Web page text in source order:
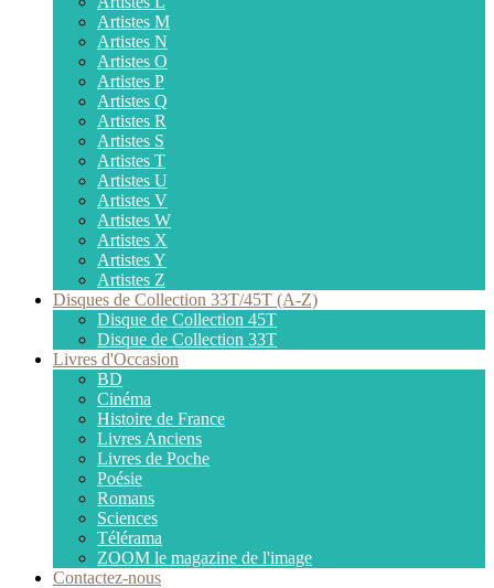
Artistes M
Artistes N
Artistes O
Artistes P
Artistes Q
Artistes R
Artistes S
Artistes T
Artistes U
Artistes V
Artistes W
Artistes X
Artistes Y
Artistes Z
Disques de Collection 33T/45T (A-Z)
Disque de Collection 45T
Disque de Collection 33T
Livres d'Occasion
BD
Cinéma
Histoire de France
Livres Anciens
Livres de Poche
Poésie
Romans
Sciences
Télérama
ZOOM le magazine de l'image
Contactez-nous